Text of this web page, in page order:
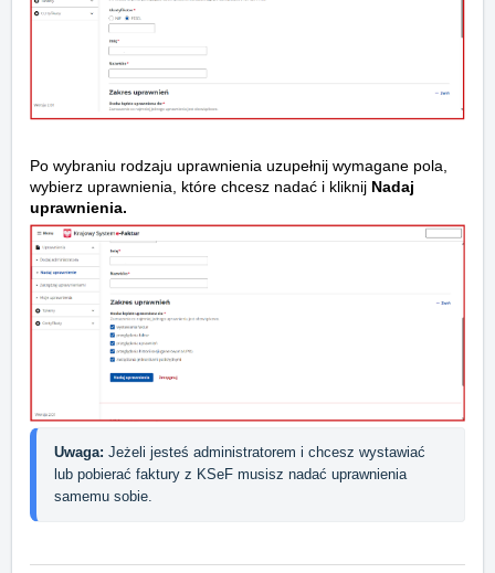
Po wybraniu rodzaju uprawnienia uzupełnij wymagane pola,
wybierz uprawnienia, które chcesz nadać i kliknij Nadaj
uprawnienia.
Uwaga: Jeżeli jesteś administratorem i chcesz wystawiać
lub pobierać faktury z KSeF musisz nadać uprawnienia
samemu sobie.